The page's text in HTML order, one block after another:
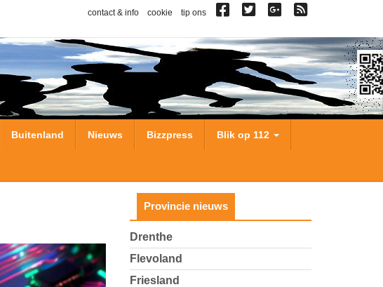
contact & info cookie tip ons
Buitenland Nieuws Bizzpress Blik op 112
Provincie nieuws
Drenthe
Flevoland
Friesland